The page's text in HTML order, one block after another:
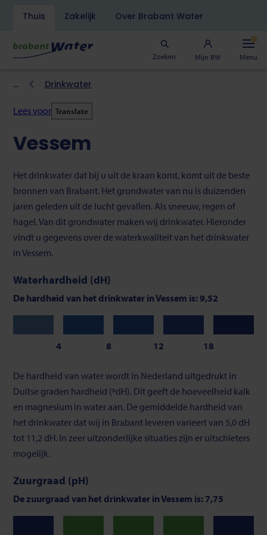
Overslaan
naar
de
gaan
Thuis Zakelijk Over Brabant Water
Zoeken Mijn BW Menu
Kruimelpad
Drinkwater
Lees voor Translate
Vessem
Het drinkwater dat bij u uit de kraan komt, komt uit de beste
bronnen van Brabant. Het grondwater van nu is duizenden
jaren geleden uit de lucht gevallen. Als sneeuw, regen of
hagel. Van dit grondwater maken wij drinkwater. Hieronder
vindt u gegevens over de waterkwaliteit van het drinkwater
in Vessem.
Waterhardheid (dH)
De hardheid van het drinkwater in Vessem is: 9,52
zacht
4 8 12
hard
18
Schaalverdeling
van
waterhardheid
De hardheid van water wordt in Nederland uitgedrukt in
Duitse graden hardheid (ºdH). Dit geeft de hoeveelheid kalk
en magnesium in water aan. De gemiddelde hardheid van
het drinkwater dat wij in Brabant leveren varieert van 5,0 dH
tot 11,2 dH. In zeer uitzonderlijke situaties zijn er uitschieters
mogelijk.
Zuurgraad (pH)
De zuurgraad van het drinkwater in Vessem is: 7,75
NeutraalNeutraalNeutraal